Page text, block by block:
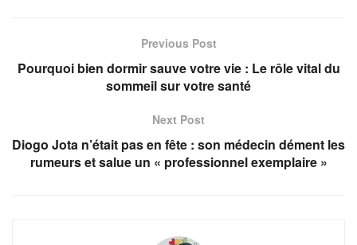
Previous Post
Pourquoi bien dormir sauve votre vie : Le rôle vital du
sommeil sur votre santé
Next Post
Diogo Jota n’était pas en fête : son médecin dément les
rumeurs et salue un « professionnel exemplaire »